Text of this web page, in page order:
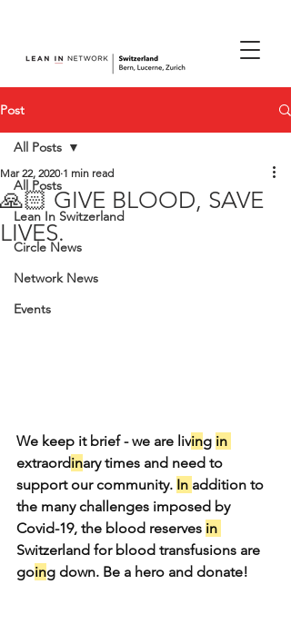
Post
All Posts
Lean In Switzerland
Circle News
Network News
Events
All Posts
🙏🏻 GIVE BLOOD, SAVE
LIVES.
Mar 22, 2020 1 min read
We keep it brief - we are living in
extraordinary times and need to
support our community. In addition to
the many challenges imposed by
Covid-19, the blood reserves in
Switzerland for blood transfusions are
going down. Be a hero and donate!